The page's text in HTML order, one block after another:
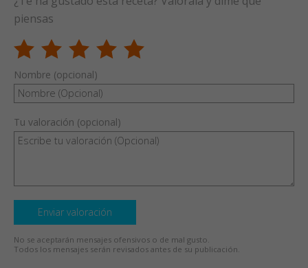
piensas
Nombre (opcional)
Tu valoración (opcional)
Enviar valoración
No se aceptarán mensajes ofensivos o de mal gusto.
Todos los mensajes serán revisados antes de su publicación.